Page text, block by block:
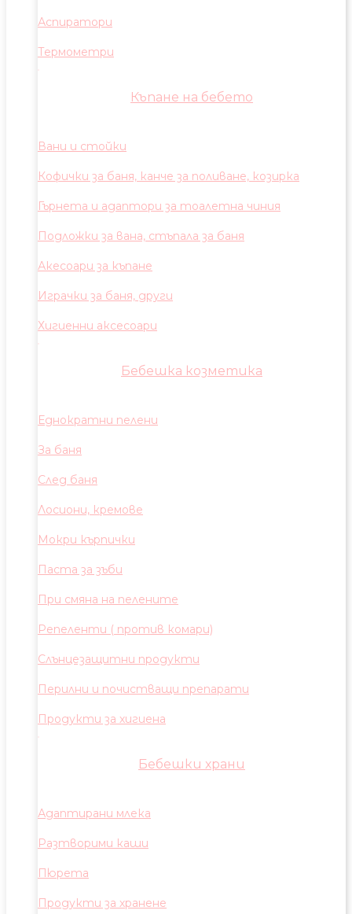
Аспиратори
Термометри
Къпане на бебето
Вани и стойки
Кофички за баня, канче за поливане, козирка
Гърнета и адаптори за тоалетна чиния
Подложки за вана, стъпала за баня
Акесоари за къпане
Играчки за баня, други
Хигиенни аксесоари
Бебешка козметика
Еднократни пелени
За баня
След баня
Лосиони, кремове
Мокри кърпички
Паста за зъби
При смяна на пелените
Репеленти ( против комари)
Слънцезащитни продукти
Перилни и почистващи препарати
Продукти за хигиена
Бебешки храни
Адаптирани млека
Разтворими каши
Пюрета
Продукти за хранене